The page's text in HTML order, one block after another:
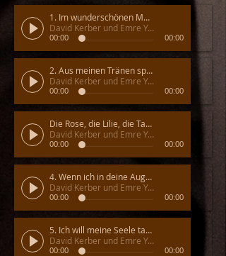
1. Im wunderschönen Monat Mai
David Kerber und Emre Yavuz
00:00 00:00
2. Aus meinen Tränen sprießen
David Kerber und Emre Yavuz
00:00 00:00
Die Rose, die Lilie, die Taube, die Sonne
David Kerber und Emre Yavuz
00:00 00:00
4. Wenn ich in deine Augen seh
David Kerber und Emre Yavuz
00:00 00:00
5. Ich will meine Seele tauchen
David Kerber und Emre Yavuz
00:00 00:00